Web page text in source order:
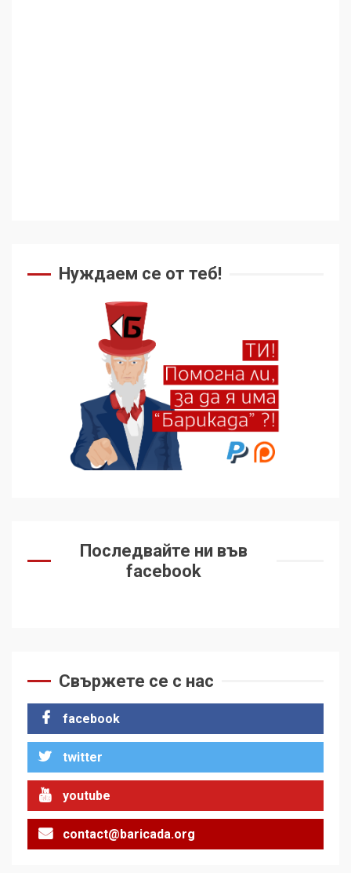
Нуждаем се от теб!
Последвайте ни във
facebook
Свържете се с нас
facebook
twitter
youtube
contact@baricada.org